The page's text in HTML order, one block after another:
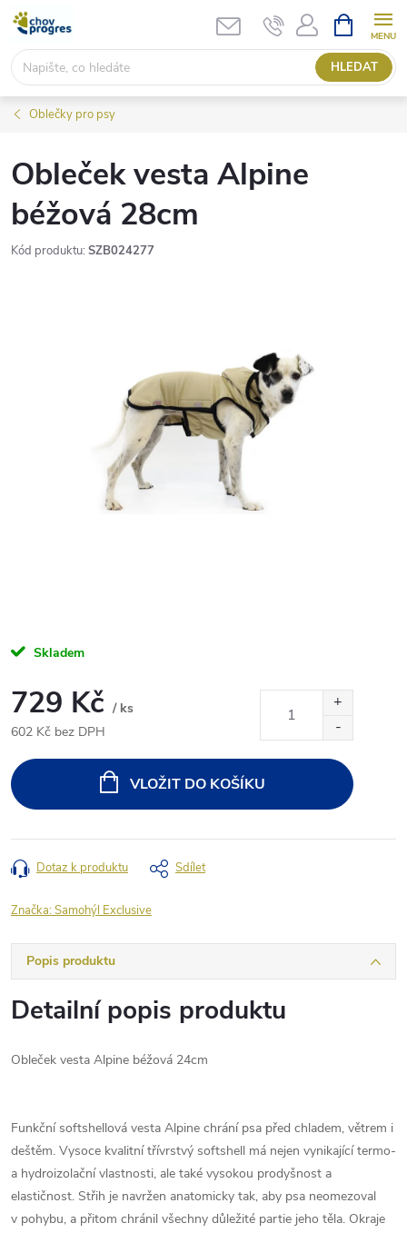
Přejít
obsah
HLEDAT
NÁKUPNÍ
KOŠÍK
Oblečky pro psy
Obleček vesta Alpine
béžová 28cm
Kód produktu: SZB024277
Skladem
729 Kč / ks
602 Kč bez DPH
cena:
VLOŽIT DO KOŠÍKU
Dotaz k produktu Sdílet
Značka:Samohýl Exclusive
Popis produktu
Detailní popis produktu
Obleček vesta Alpine béžová 24cm
Funkční softshellová vesta Alpine chrání psa před chladem, větrem i
deštěm. Vysoce kvalitní třívrstvý softshell má nejen vynikající termo-
a hydroizolační vlastnosti, ale také vysokou prodyšnost a
elastičnost. Střih je navržen anatomicky tak, aby psa neomezoval
v pohybu, a přitom chránil všechny důležité partie jeho těla. Okraje